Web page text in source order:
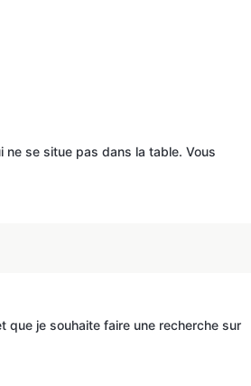
ne se situe pas dans la table. Vous
que je souhaite faire une recherche sur